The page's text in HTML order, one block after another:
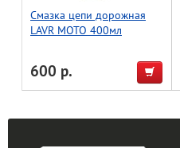
Смазка цепи дорожная
LAVR MOTO 400мл
600 р.